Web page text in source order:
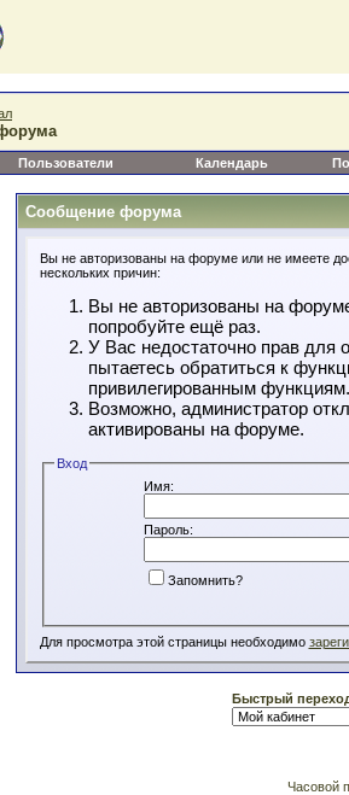
Пользователи Календарь
Сообщение форума
Вы не авторизованы на форуме или не имеете
нескольких причин:
Вы не авторизованы на
попробуйте ещё раз.
У Вас недостаточно прав для
пытаетесь обратиться к
привилегированным функциям.
Возможно, администратор
активированы на форуме.
Вход
Имя:
Пароль:
Запомнить?
Для просмотра этой страницы необходимо
Быстрый
Часовой